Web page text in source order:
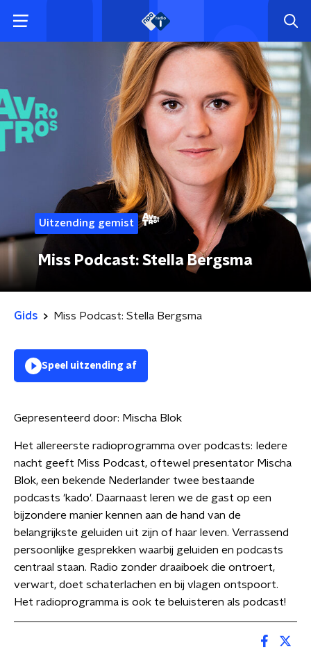
Uitzending gemist
Miss Podcast: Stella Bergsma
Gids Miss Podcast: Stella Bergsma
Speel uitzending af
Gepresenteerd door: Mischa Blok
Het allereerste radioprogramma over podcasts: Iedere
nacht geeft Miss Podcast, oftewel presentator Mischa
Blok, een bekende Nederlander twee bestaande
podcasts 'kado'. Daarnaast leren we de gast op een
bijzondere manier kennen aan de hand van de
belangrijkste geluiden uit zijn of haar leven. Verrassend
persoonlijke gesprekken waarbij geluiden en podcasts
centraal staan. Radio zonder draaiboek die ontroert,
verwart, doet schaterlachen en bij vlagen ontspoort.
Het radioprogramma is ook te beluisteren als podcast!